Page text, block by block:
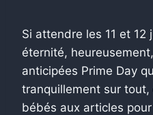
Si attendre les 11 et 12
éternité,
anticipées Prime Day
tranquillement sur
bébés aux articles